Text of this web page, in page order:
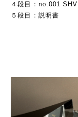
４段目：no.001
５段目：説明書